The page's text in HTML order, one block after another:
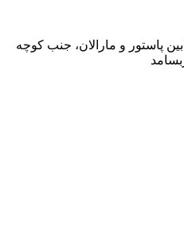
پاستور و مارالان، جنب کوچه